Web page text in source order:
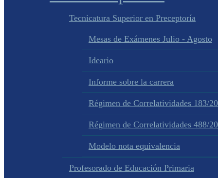
Tecnicatura Superior en Preceptoría
Mesas de Exámenes Julio - Agosto
Ideario
Informe sobre la carrera
Régimen de Correlatividades 183/
Régimen de Correlatividades 488/
Modelo nota equivalencia
Profesorado de Educación Primaria